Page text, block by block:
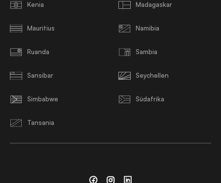
Kenia Madagaskar
Mauritius Namibia
Ruanda Sambia
Sansibar Seychellen
Simbabwe Südafrika
Tansania
FacebookInstagramLinkedin